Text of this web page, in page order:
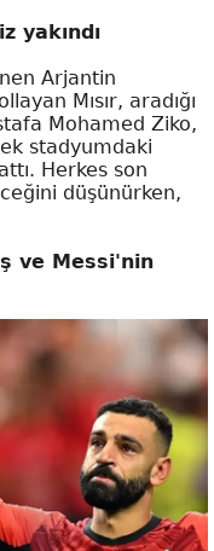
yakındı
Arjantin
Mısır, aradığı
Mohamed Ziko,
stadyumdaki
Herkes son
düşünürken,
ve Messi'nin